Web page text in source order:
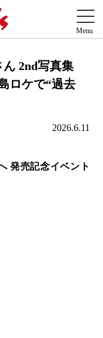
2nd写真集
ロケで“過去
2026.6.11
発売記念イベント